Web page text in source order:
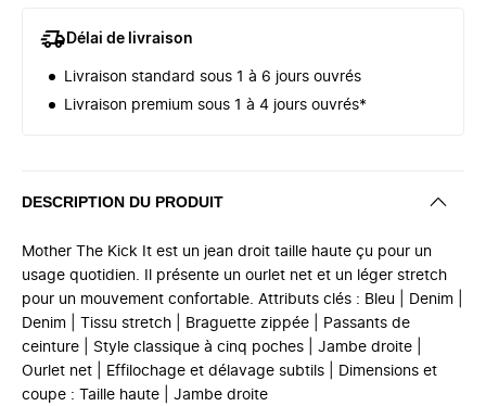
Délai de livraison
Livraison standard sous 1 à 6 jours ouvrés
Livraison premium sous 1 à 4 jours ouvrés*
DESCRIPTION DU PRODUIT
Mother The Kick It est un jean droit taille haute çu pour un
usage quotidien. Il présente un ourlet net et un léger stretch
pour un mouvement confortable. Attributs clés : Bleu | Denim |
Denim | Tissu stretch | Braguette zippée | Passants de
ceinture | Style classique à cinq poches | Jambe droite |
Ourlet net | Effilochage et délavage subtils | Dimensions et
coupe : Taille haute | Jambe droite